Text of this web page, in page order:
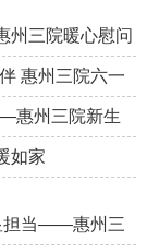
州三院暖心慰问
惠州三院六一
惠州三院新生
如家
担当——惠州三